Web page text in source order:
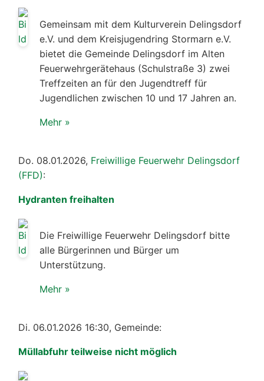
Gemeinsam mit dem Kulturverein Delingsdorf
e.V. und dem Kreisjugendring Stormarn e.V.
bietet die Gemeinde Delingsdorf im Alten
Feuerwehrgerätehaus (Schulstraße 3) zwei
Treffzeiten an für den Jugendtreff für
Jugendlichen zwischen 10 und 17 Jahren an.
Mehr »
Do. 08.01.2026, Freiwillige Feuerwehr Delingsdorf
(FFD):
Hydranten freihalten
Die Freiwillige Feuerwehr Delingsdorf bitte
alle Bürgerinnen und Bürger um
Unterstützung.
Mehr »
Di. 06.01.2026 16:30, Gemeinde:
Müllabfuhr teilweise nicht möglich